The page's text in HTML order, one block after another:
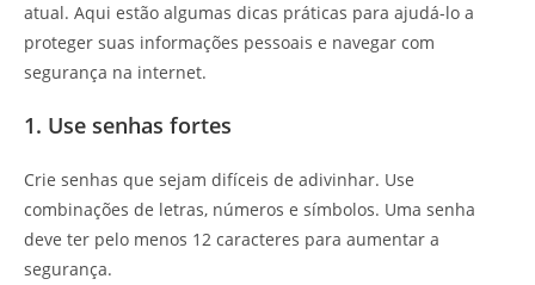
atual. Aqui estão algumas dicas práticas para ajudá-lo a
proteger suas informações pessoais e navegar com
segurança na internet.
1. Use senhas fortes
Crie senhas que sejam difíceis de adivinhar. Use
combinações de letras, números e símbolos. Uma senha
deve ter pelo menos 12 caracteres para aumentar a
segurança.